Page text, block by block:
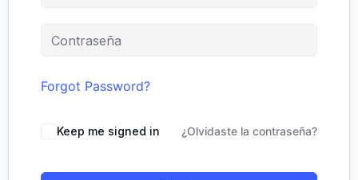
Forgot Password?
Keep me signed in ¿Olvidaste la contraseña?